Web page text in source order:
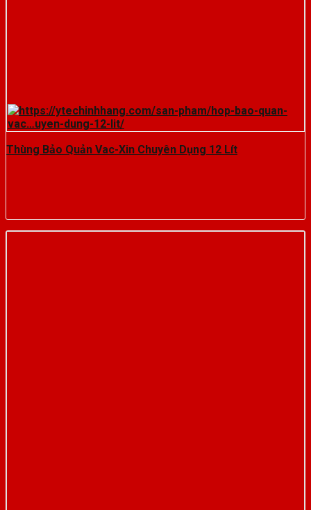
Thùng Bảo Quản Vac-Xin Chuyên Dụng 12 Lít